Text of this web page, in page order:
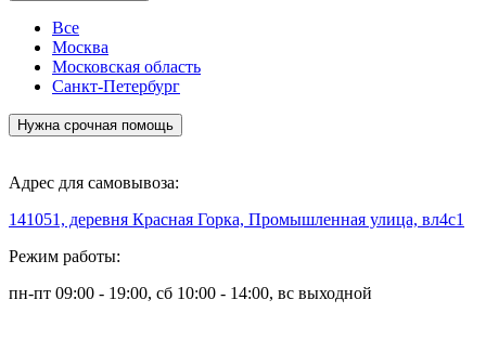
Все
Москва
Московская область
Санкт-Петербург
Нужна срочная помощь
Адрес для самовывоза:
141051, деревня Красная Горка, Промышленная улица, вл4с1
Режим работы:
пн-пт 09:00 - 19:00, сб 10:00 - 14:00, вс выходной